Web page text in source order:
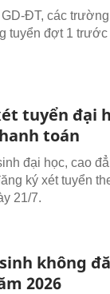
ĐT, các
tuyển đợt 1 trước
tuyển đại
toán
đại học, cao
ký xét tuyển
21/7.
không
2026